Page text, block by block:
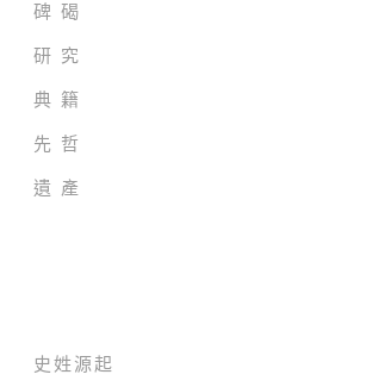
碑 碣
研 究
典 籍
先 哲
遺 產
史姓源起